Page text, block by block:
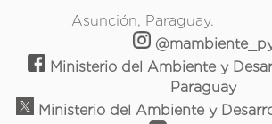
Asunción, Paraguay.
Ministerio del Ambiente y
Paraguay
Ministerio del Ambiente y